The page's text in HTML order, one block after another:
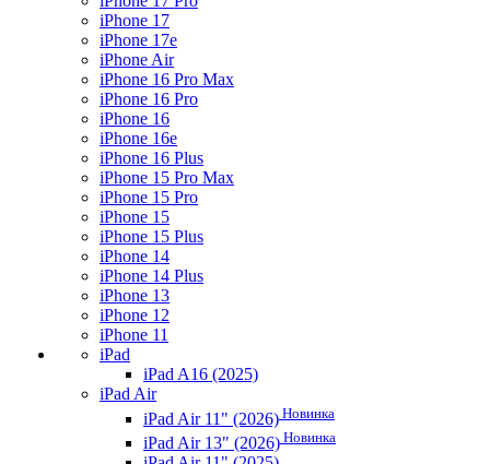
iPhone 17
iPhone 17e
iPhone Air
iPhone 16 Pro Max
iPhone 16 Pro
iPhone 16
iPhone 16e
iPhone 16 Plus
iPhone 15 Pro Max
iPhone 15 Pro
iPhone 15
iPhone 15 Plus
iPhone 14
iPhone 14 Plus
iPhone 13
iPhone 12
iPhone 11
iPad
iPad A16 (2025)
iPad Air
iPad Air 11" (2026) Новинка
iPad Air 13" (2026) Новинка